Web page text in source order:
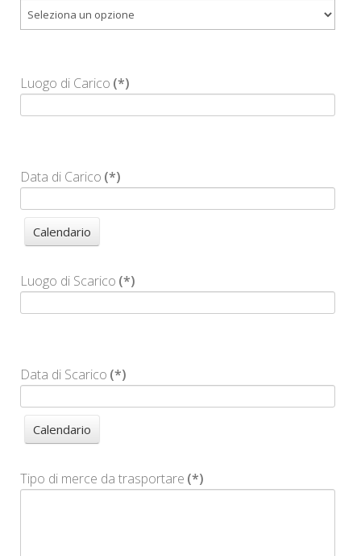
Luogo di Carico (*)
Data di Carico (*)
Luogo di Scarico (*)
Data di Scarico (*)
Tipo di merce da trasportare (*)